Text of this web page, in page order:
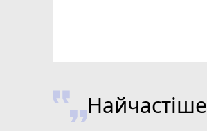
Найчастіше